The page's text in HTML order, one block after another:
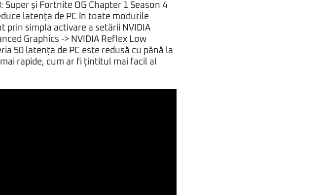
și Fortnite OG Chapter 1 Season 4
latența de PC în toate modurile
prin simpla activare a setării NVIDIA
Graphics -> NVIDIA Reflex Low
50 latența de PC este redusă cu până la
rapide, cum ar fi țintitul mai facil al